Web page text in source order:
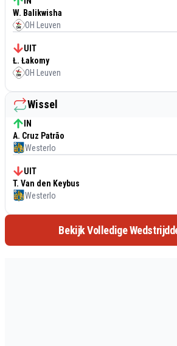
W. Balikwisha
OH Leuven
UIT
Ł. Łakomy
OH Leuven
Wissel
IN
A. Cruz Patrão
Westerlo
UIT
T. Van den Keybus
Westerlo
Bekijk Volledige